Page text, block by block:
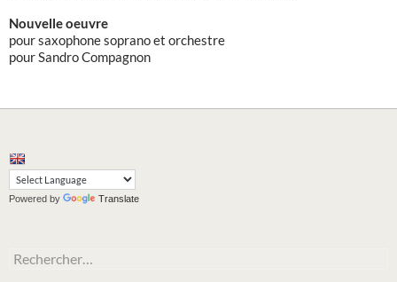
Nouvelle oeuvre
pour saxophone soprano et orchestre
pour Sandro Compagnon
Powered by Translate
Rechercher :